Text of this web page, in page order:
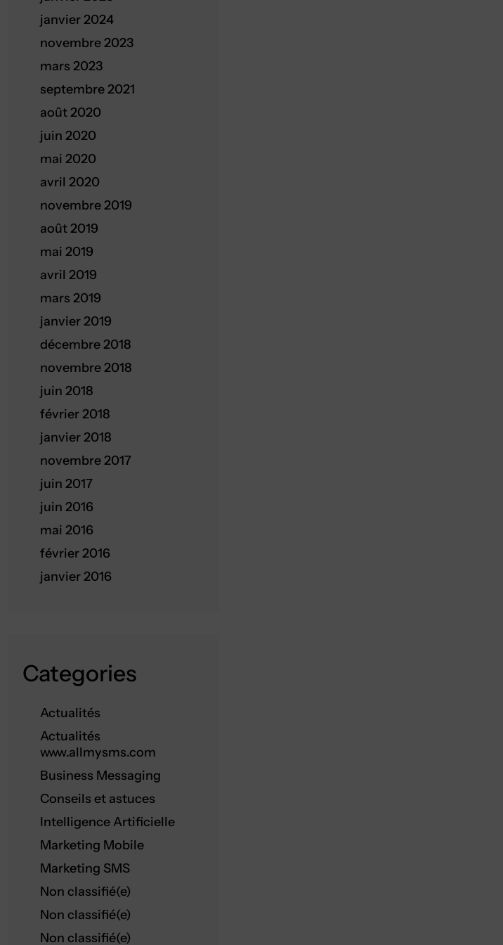
janvier 2024
novembre 2023
mars 2023
septembre 2021
août 2020
juin 2020
mai 2020
avril 2020
novembre 2019
août 2019
mai 2019
avril 2019
mars 2019
janvier 2019
décembre 2018
novembre 2018
juin 2018
février 2018
janvier 2018
novembre 2017
juin 2017
juin 2016
mai 2016
février 2016
janvier 2016
Categories
Actualités
Actualités
www.allmysms.com
Business Messaging
Conseils et astuces
Intelligence Artificielle
Marketing Mobile
Marketing SMS
Non classifié(e)
Non classifié(e)
Non classifié(e)